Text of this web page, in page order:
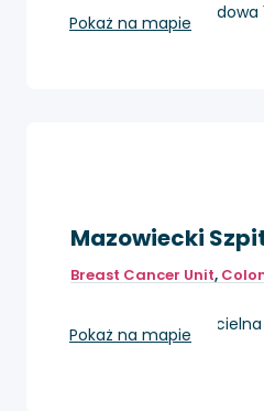
Białystok, ul.Ogrodowa
Pokaż na mapie
Mazowiecki
Breast Cancer Unit,
Wieliszew, ul. Kościelna
Pokaż na mapie